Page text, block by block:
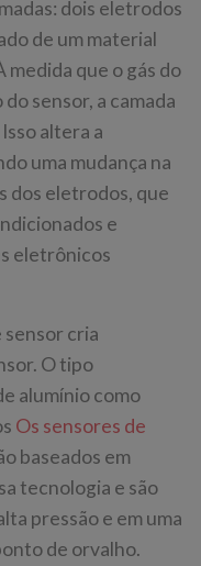
dois eletrodos
de um material
que o gás do
sensor, a camada
altera a
uma mudança na
dos eletrodos, que
e
eletrônicos
cria
O tipo
alumínio como
Os sensores de
baseados em
tecnologia e são
pressão e em uma
de orvalho.